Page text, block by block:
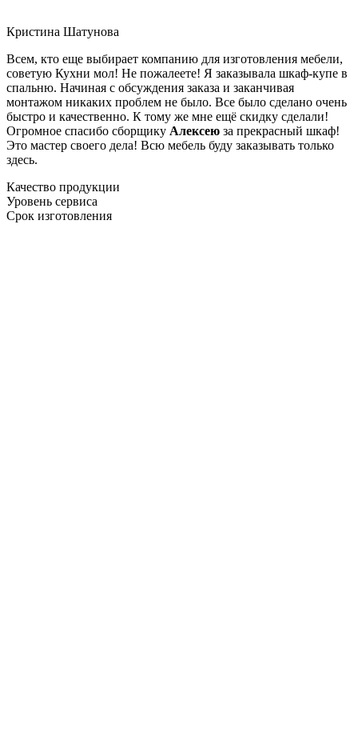
Кристина Шатунова
Всем, кто еще выбирает компанию для изготовления мебели,
советую Кухни мол! Не пожалеете! Я заказывала шкаф-купе в
спальню. Начиная с обсуждения заказа и заканчивая
монтажом никаких проблем не было. Все было сделано очень
быстро и качественно. К тому же мне ещё скидку сделали!
Огромное спасибо сборщику Алексею за прекрасный шкаф!
Это мастер своего дела! Всю мебель буду заказывать только
здесь.
Качество продукции
Уровень сервиса
Срок изготовления